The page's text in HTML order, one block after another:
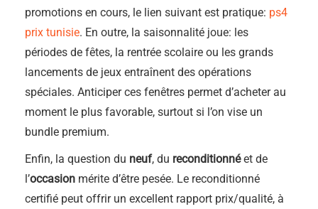
promotions en cours, le lien suivant est pratique: ps4
prix tunisie. En outre, la saisonnalité joue: les
périodes de fêtes, la rentrée scolaire ou les grands
lancements de jeux entraînent des opérations
spéciales. Anticiper ces fenêtres permet d’acheter au
moment le plus favorable, surtout si l’on vise un
bundle premium.
Enfin, la question du neuf, du reconditionnéet de
l’occasion mérite d’être pesée. Le reconditionné
certifié peut offrir un excellent rapport prix/qualité, à